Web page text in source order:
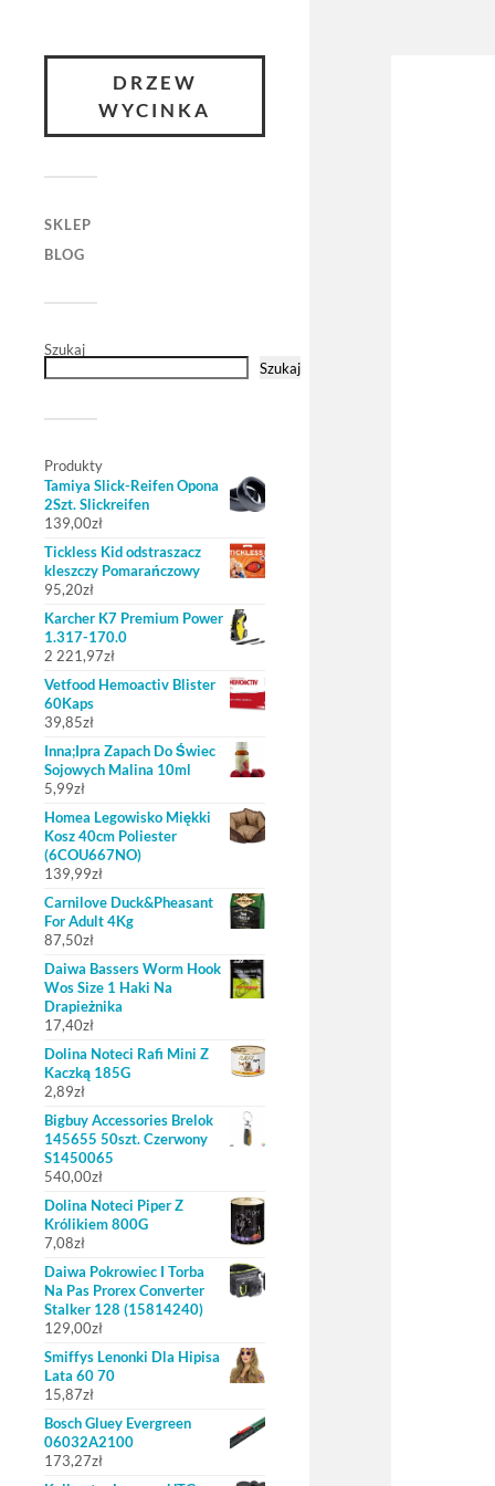
DRZEW
WYCINKA
SKLEP
BLOG
Szukaj
Szukaj
Produkty
Tamiya Slick-Reifen Opona
2Szt. Slickreifen
139,00zł
Tickless Kid odstraszacz
kleszczy Pomarańczowy
95,20zł
Karcher K7 Premium Power
1.317-170.0
2 221,97zł
Vetfood Hemoactiv Blister
60Kaps
39,85zł
Inna;Ipra Zapach Do Świec
Sojowych Malina 10ml
5,99zł
Homea Legowisko Miękki
Kosz 40cm Poliester
(6COU667NO)
139,99zł
Carnilove Duck&Pheasant
For Adult 4Kg
87,50zł
Daiwa Bassers Worm Hook
Wos Size 1 Haki Na
Drapieżnika
17,40zł
Dolina Noteci Rafi Mini Z
Kaczką 185G
2,89zł
Bigbuy Accessories Brelok
145655 50szt. Czerwony
S1450065
540,00zł
Dolina Noteci Piper Z
Królikiem 800G
7,08zł
Daiwa Pokrowiec I Torba
Na Pas Prorex Converter
Stalker 128 (15814240)
129,00zł
Smiffys Lenonki Dla Hipisa
Lata 60 70
15,87zł
Bosch Gluey Evergreen
06032A2100
173,27zł